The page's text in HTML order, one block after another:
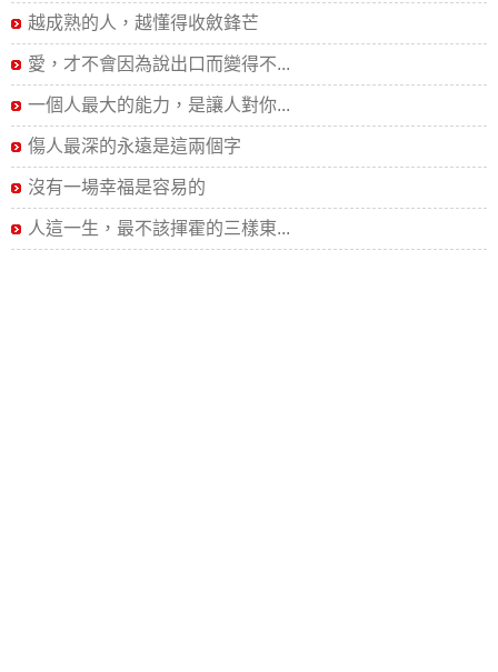
越成熟的人，越懂得收斂鋒芒
愛，才不會因為說出口而變得不...
一個人最大的能力，是讓人對你...
傷人最深的永遠是這兩個字
沒有一場幸福是容易的
人這一生，最不該揮霍的三樣東...